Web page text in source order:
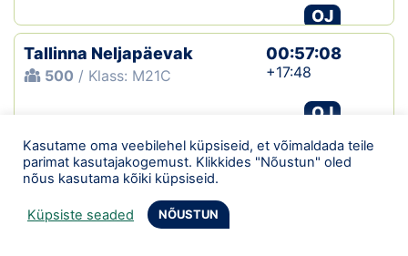
OJ
Tallinna Neljapäevak
500 / Klass: M21C
00:57:08
+17:48
OJ
Tallinna Neljapäevak
673/ Klass: M21C
01:05:18
+23:58
Kasutame oma veebilehel küpsiseid, et võimaldada teile
parimat kasutajakogemust. Klikkides "Nõustun" oled
nõus kasutama kõiki küpsiseid.
Küpsiste seaded NÕUSTUN